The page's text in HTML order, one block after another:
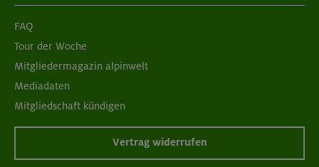
FAQ
Tour der Woche
Mitgliedermagazin alpinwelt
Mediadaten
Mitgliedschaft kündigen
Vertrag widerrufen